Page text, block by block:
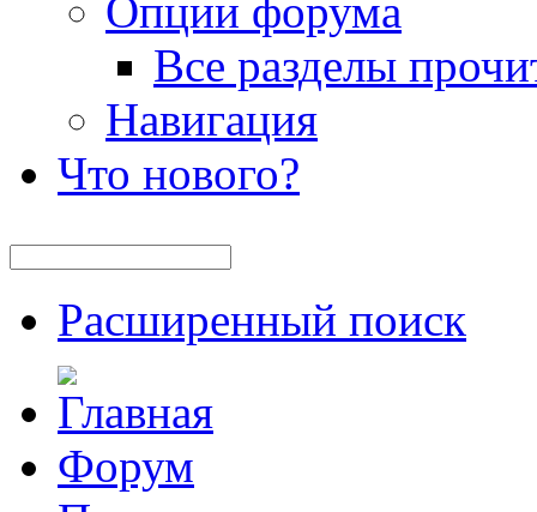
Опции форума
Все разделы
Навигация
Что нового?
Расширенный поиск
Форум